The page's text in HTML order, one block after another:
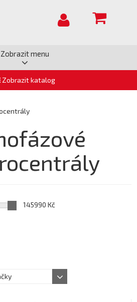
Zobrazit menu
Zobrazit katalog
145990 Kč